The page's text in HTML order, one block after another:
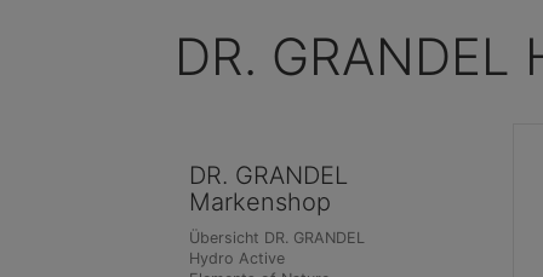
DR.
DR. GRANDEL
Markenshop
Übersicht DR. GRANDEL
Hydro Active